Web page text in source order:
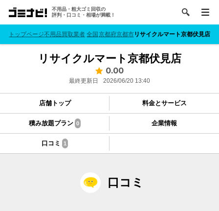
不用品・粗大ゴミ回収の
評判・口コミ・相場が満載！
トップページ不用品買取業者 全国 京都府京都市リサイクルマート京都伏見店
リサイクルマート京都伏見店
0.00
最終更新日 2026/06/20 13:40
店舗トップ 料金とサービス
積み放題プラン 0 企業情報
口コミ 1
口コミ